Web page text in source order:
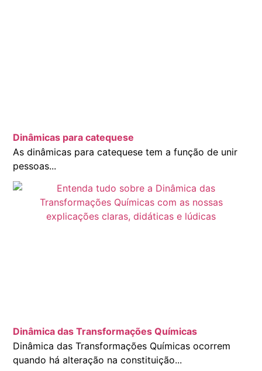
Dinâmicas para catequese
As dinâmicas para catequese tem a função de unir
pessoas...
Dinâmica das Transformações Químicas
Dinâmica das Transformações Químicas ocorrem
quando há alteração na constituição...